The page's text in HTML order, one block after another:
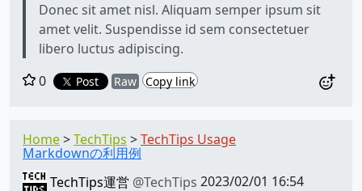
Donec sit amet nisl. Aliquam semper ipsum sit
amet velit. Suspendisse id sem consectetuer
libero luctus adipiscing.
0
Post Raw Copy link
Home TechTips TechTips Usage
Markdownの利用例
TechTips運営 @TechTips 2023/02/01 16:54